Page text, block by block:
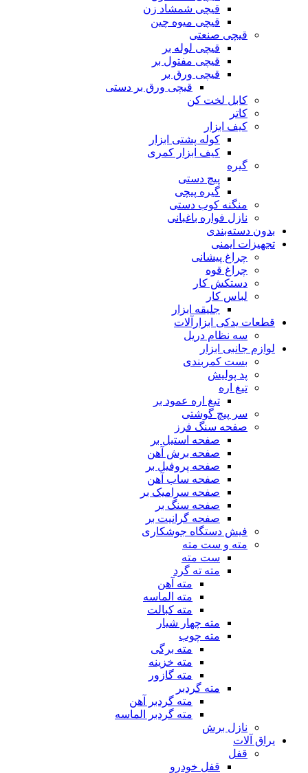
قیچی شمشاد زن
قیچی میوه چین
قیچی صنعتی
قیچی لوله بر
قیچی مفتول بر
قیچی ورق بر
قیچی ورق بر دستی
کابل لخت کن
کاتر
کیف ابزار
کوله پشتی ابزار
کیف ابزار کمری
گیره
پیچ دستی
گیره پیچی
منگنه کوب دستی
نازل فواره باغبانی
بدون دسته‌بندی
تجهیزات ایمنی
چراغ پیشانی
چراغ قوه
دستکش کار
لباس کار
جلیقه ابزار
قطعات یدکی ابزارآلات
سه نظام دریل
لوازم جانبی ابزار
بست کمربندی
پد پولیش
تیغ اره
تیغ اره عمود بر
سر پیچ گوشتی
صفحه سنگ فرز
صفحه استیل بر
صفحه برش آهن
صفحه پروفیل بر
صفحه ساب آهن
صفحه سرامیک بر
صفحه سنگ بر
صفحه گرانیت بر
فیش دستگاه جوشکاری
مته و ست مته
ست مته
مته ته گرد
مته آهن
مته الماسه
مته کبالت
مته چهار شیار
مته چوب
مته برگی
مته خزینه
مته گازور
مته گردبر
مته گردبر آهن
مته گردبر الماسه
نازل برش
یراق آلات
قفل
قفل خودرو